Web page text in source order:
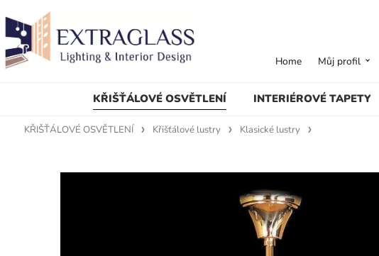
KŘIŠŤÁLOVÉ OSVĚTLENÍ INTERIÉROVÉ TAPETY
Home Můj profil
KŘIŠŤÁLOVÉ OSVĚTLENÍ Křišťálové lustry Klasické lustry